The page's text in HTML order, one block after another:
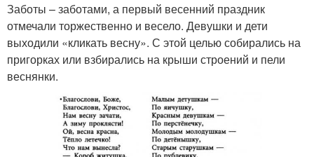
Заботы – заботами, а первый весенний праздник
отмечали торжественно и весело. Девушки и дети
выходили «кликать весну». С этой целью собирались на
пригорках или взбирались на крыши строений и пели
веснянки.